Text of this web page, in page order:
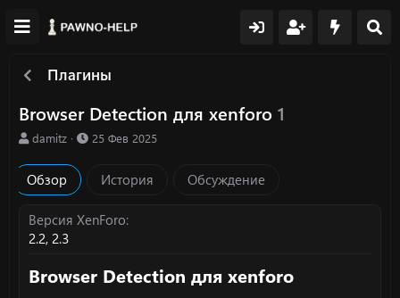
Плагины
Browser Detection для xenforo 1
А
т
о
damitz
Д
о
н
25 Фев 2025
Обзор История Обсуждение
Версия XenForo
2.2 2.3
Browser Detection для xenforo​